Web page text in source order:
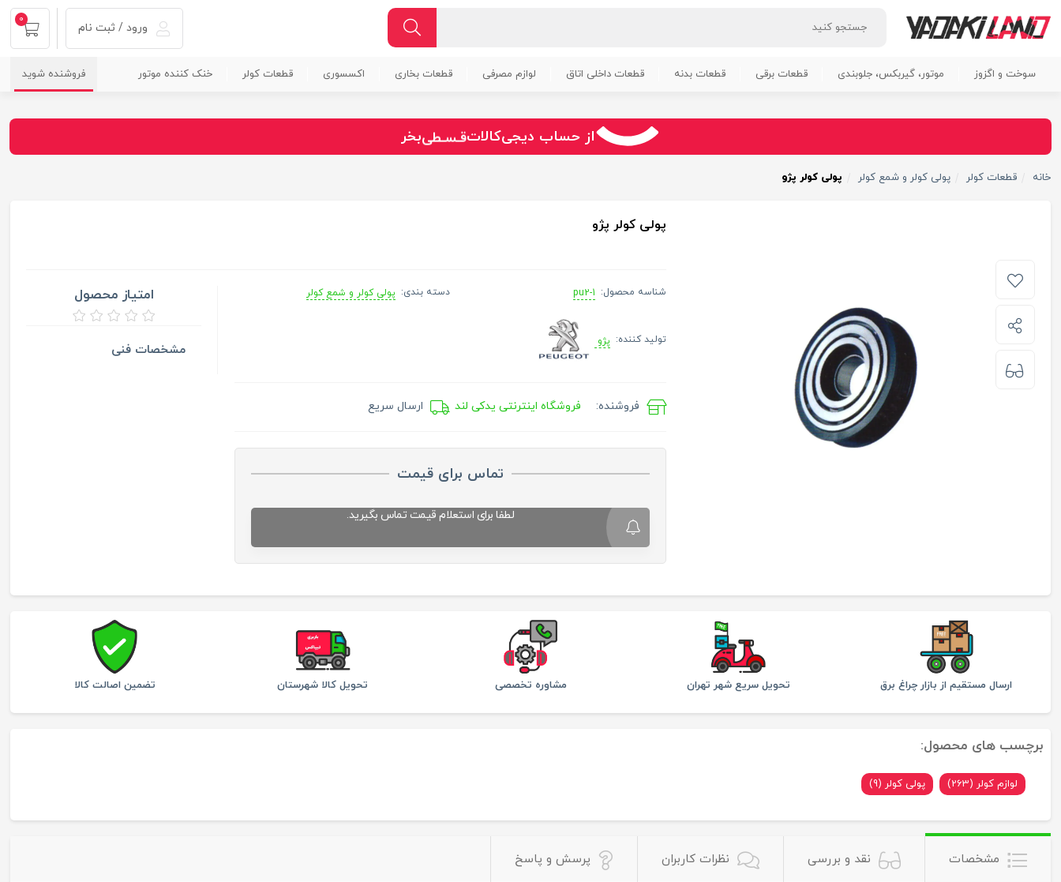
ورود / ثبت نام
0
سوخت و اگزوز موتور، گیربکس، جلوبندی قطعات برقی قطعات بدنه قطعات داخلی اتاق لوازم مصرفی قطعات بخاری اکسسوری قطعات کولر خنک کننده موتور فروشنده شوید
از حساب دیجی‌کالات
امـــــن
قـسـطیبخر
خانه قطعات کولر پولی کولر و شمع کولر پولی کولر پژو
پولی کولر پژو
شناسه محصول: pu2-1 دسته بندی: پولی کولر و شمع کولر
تولید کننده: پژو
فروشنده: فروشگاه اینترنتی یدکی لند ارسال سریع
تماس برای قیمت
لطفا برای استعلام قیمت تماس بگیرید.
امتیاز محصول
مشخصات فنی
ارسال مستقیم از بازار چراغ برق تحویل سریع شهر تهران مشاوره تخصصی تحویل کالا شهرستان تضمین اصالت کالا
برچسب های محصول:
لوازم کولر (263) پولی کولر (9)
مشخصات نقد و بررسی نظرات کاربران پرسش و پاسخ